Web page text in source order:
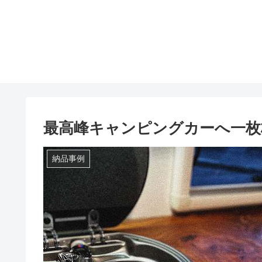
最高峰キャンピングカーへ一
納品事例